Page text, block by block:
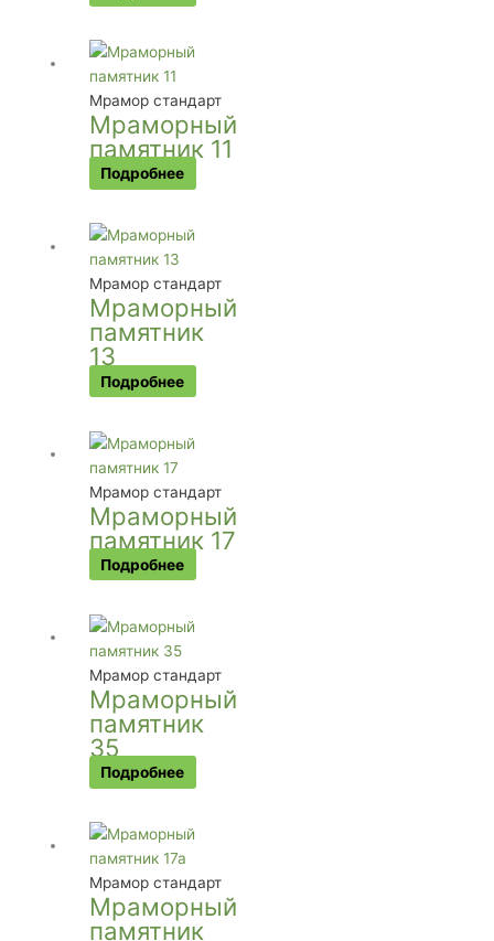
Мрамор стандарт
Мраморный
памятник 11
Подробнее
Мрамор стандарт
Мраморный
памятник
13
Подробнее
Мрамор стандарт
Мраморный
памятник 17
Подробнее
Мрамор стандарт
Мраморный
памятник
35
Подробнее
Мрамор стандарт
Мраморный
памятник